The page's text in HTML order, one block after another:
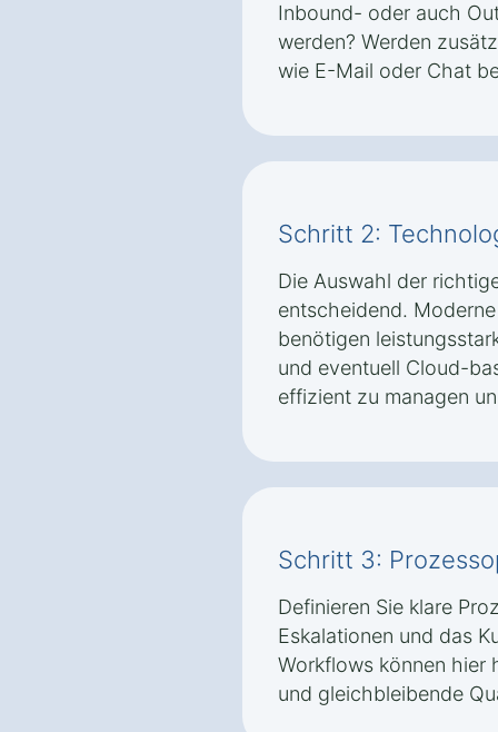
Inbound- oder auch
werden? Werden
wie E-Mail oder Chat
Schritt 2:
Die Auswahl der
entscheidend.
benötigen
und eventuell Cloud-
effizient zu managen
Schritt 3:
Definieren Sie klare
Eskalationen und das
Workflows können hier
und gleichbleibende